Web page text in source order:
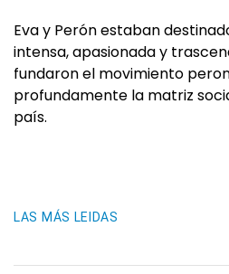
Eva y Perón estaban
intensa, apasionada y
fundaron el movimiento
profundamente la matriz
país.
LAS MÁS LEIDAS